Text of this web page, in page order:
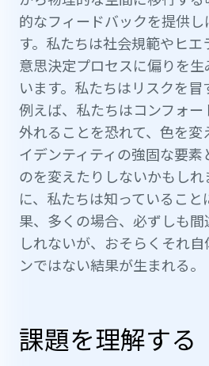
的なフィードバックを提供し
す。私たちは社会規範やヒエ
意思決定プロセスに偏りを
います。私たちはリスクを冒
例えば、私たちはコンフォー
外れることを恐れて、色を変
イデンティティの強固な要素
のを変えたりしないかもし
に、私たちは知っているこ
果、多くの場合、必ずしも
しれないが、おそらくそれ
ンではない結果が生まれる。
課題を理解する